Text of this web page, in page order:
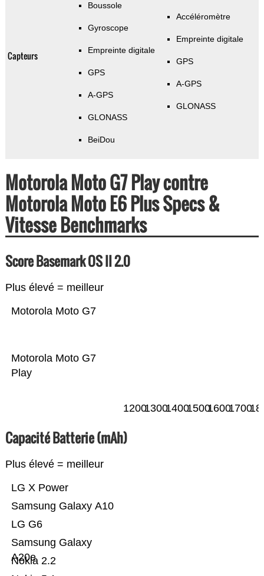
Capteurs
Boussole
Gyroscope
Empreinte digitale
GPS
A-GPS
GLONASS
BeiDou
Accéléromètre
Empreinte digitale
GPS
A-GPS
GLONASS
Motorola Moto G7 Play contre
Motorola Moto E6 Plus Specs &
Vitesse Benchmarks
Score Basemark OS II 2.0
Plus élevé = meilleur
Motorola Moto G7
Play
Motorola Moto G7
120013001400150016001700
Capacité Batterie (mAh)
Plus élevé = meilleur
Nokia 2.2
Samsung Galaxy
A20e
LG G6
Samsung Galaxy A10
LG X Power